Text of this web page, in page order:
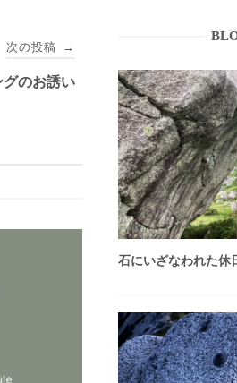
次の投稿 →
のお誘い
石にいざなわれた休